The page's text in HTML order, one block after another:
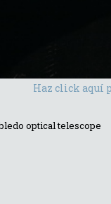
Haz click aquí
optical telescope